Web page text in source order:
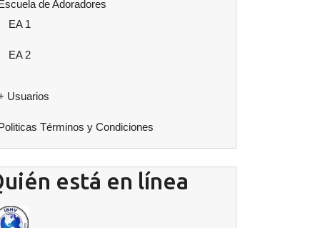
de Adoradores
EA 1
EA 2
Usuarios
Términos y Condiciones
está en línea